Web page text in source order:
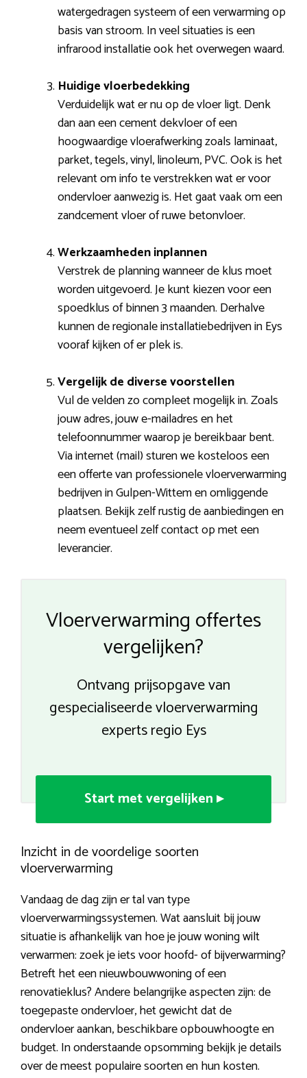
watergedragen systeem of een verwarming op
basis van stroom. In veel situaties is een
infrarood installatie ook het overwegen waard.
Huidige vloerbedekking
Verduidelijk wat er nu op de vloer ligt. Denk
dan aan een cement dekvloer of een
hoogwaardige vloerafwerking zoals laminaat,
parket, tegels, vinyl, linoleum, PVC. Ook is het
relevant om info te verstrekken wat er voor
ondervloer aanwezig is. Het gaat vaak om een
zandcement vloer of ruwe betonvloer.
Werkzaamheden inplannen
Verstrek de planning wanneer de klus moet
worden uitgevoerd. Je kunt kiezen voor een
spoedklus of binnen 3 maanden. Derhalve
kunnen de regionale installatiebedrijven in Eys
vooraf kijken of er plek is.
Vergelijk de diverse voorstellen
Vul de velden zo compleet mogelijk in. Zoals
jouw adres, jouw e-mailadres en het
telefoonnummer waarop je bereikbaar bent.
Via internet (mail) sturen we kosteloos een
een offerte van professionele vloerverwarming
bedrijven in Gulpen-Wittem en omliggende
plaatsen. Bekijk zelf rustig de aanbiedingen en
neem eventueel zelf contact op met een
leverancier.
Vloerverwarming offertes
vergelijken?
Ontvang prijsopgave van
gespecialiseerde vloerverwarming
experts regio Eys
Start met vergelijken ▸
Inzicht in de voordelige soorten
vloerverwarming
Vandaag de dag zijn er tal van type
vloerverwarmingssystemen. Wat aansluit bij jouw
situatie is afhankelijk van hoe je jouw woning wilt
verwarmen: zoek je iets voor hoofd- of bijverwarming?
Betreft het een nieuwbouwwoning of een
renovatieklus? Andere belangrijke aspecten zijn: de
toegepaste ondervloer, het gewicht dat de
ondervloer aankan, beschikbare opbouwhoogte en
budget. In onderstaande opsomming bekijk je details
over de meest populaire soorten en hun kosten.